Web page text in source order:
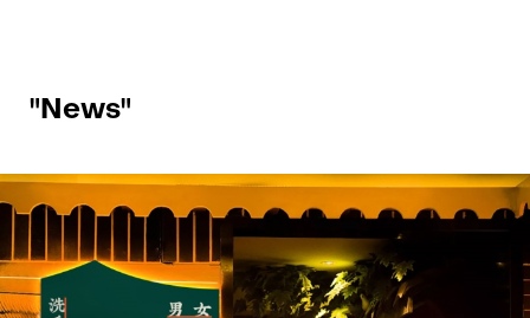
"News"